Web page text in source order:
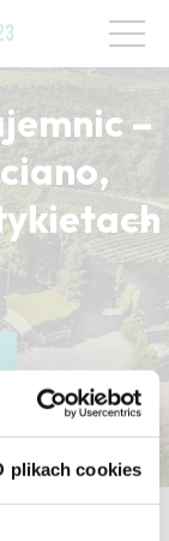
plikach cookies
–